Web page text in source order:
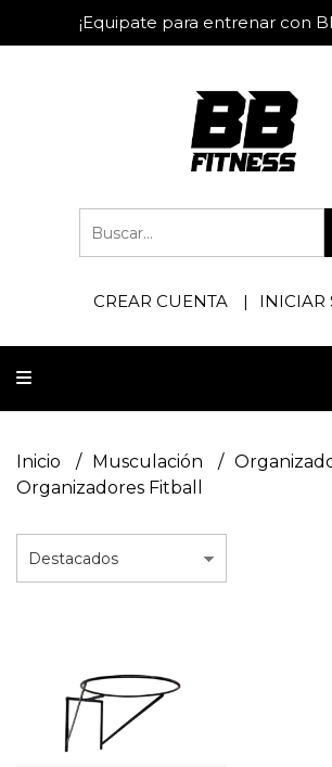
¡Equipate para entrenar con
CREAR CUENTA INICIAR
Inicio Musculación
Organizadores Fitball